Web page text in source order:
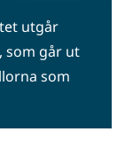
utgår
som går ut
som